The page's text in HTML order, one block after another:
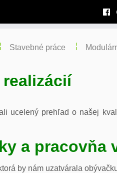
Stavebné práce
ucelený prehľad o našej
a pracovňa
by nám uzatvárala